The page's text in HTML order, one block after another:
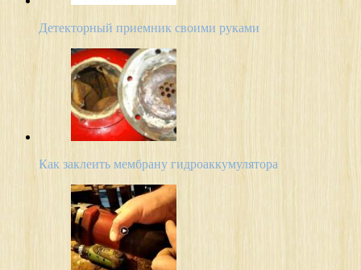
Детекторный приемник своими руками
Как заклеить мембрану гидроаккумулятора